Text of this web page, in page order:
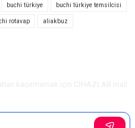
buchi türkiye
buchi türkiye temsilcisi
rotavap aliakbuz